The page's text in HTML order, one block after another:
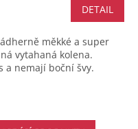
DETAIL
měkké a super
vytahaná kolena.
a nemají boční švy.